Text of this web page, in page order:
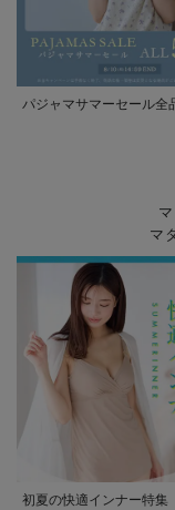
パジャマサマーセール全
マ
初夏の快適インナー特集